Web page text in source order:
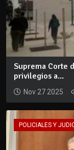
Suprema Corte
privilegios a...
Nov 27 2025
POLICIALES Y